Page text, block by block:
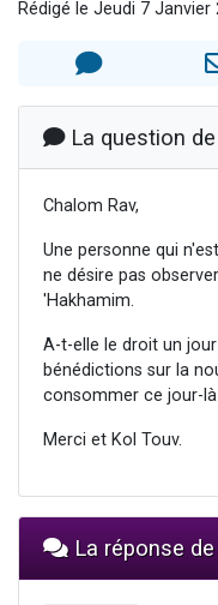
Eva
Eli
Rédigé le Jeudi 7 Janvier
La question
Chalom Rav,
Une personne qui
ne désire pas
'Hakhamim.
A-t-elle le droit un
bénédictions sur la
consommer ce jour-là
Merci et Kol Touv.
La réponse de